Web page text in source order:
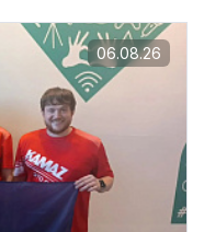
06.08.26